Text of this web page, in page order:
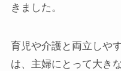
きました。
育児や介護と両立しや
は、主婦にとって大き